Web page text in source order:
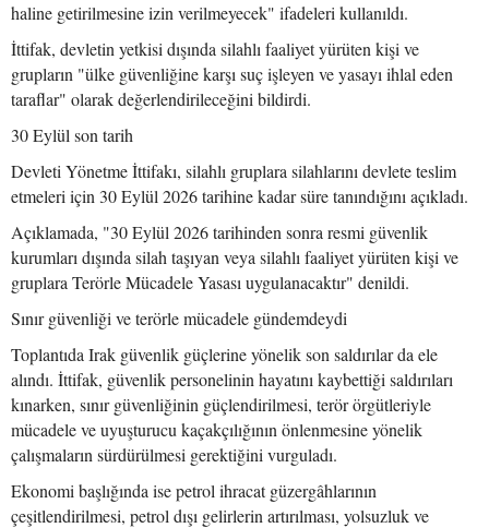
haline getirilmesine izin verilmeyecek" ifadeleri kullanıldı.
İttifak, devletin yetkisi dışında silahlı faaliyet yürüten kişi ve
grupların "ülke güvenliğine karşı suç işleyen ve yasayı ihlal eden
taraflar" olarak değerlendirileceğini bildirdi.
30 Eylül son tarih
Devleti Yönetme İttifakı, silahlı gruplara silahlarını devlete teslim
etmeleri için 30 Eylül 2026 tarihine kadar süre tanındığını açıkladı.
Açıklamada, "30 Eylül 2026 tarihinden sonra resmi güvenlik
kurumları dışında silah taşıyan veya silahlı faaliyet yürüten kişi ve
gruplara Terörle Mücadele Yasası uygulanacaktır" denildi.
Sınır güvenliği ve terörle mücadele gündemdeydi
Toplantıda Irak güvenlik güçlerine yönelik son saldırılar da ele
alındı. İttifak, güvenlik personelinin hayatını kaybettiği saldırıları
kınarken, sınır güvenliğinin güçlendirilmesi, terör örgütleriyle
mücadele ve uyuşturucu kaçakçılığının önlenmesine yönelik
çalışmaların sürdürülmesi gerektiğini vurguladı.
Ekonomi başlığında ise petrol ihracat güzergâhlarının
çeşitlendirilmesi, petrol dışı gelirlerin artırılması, yolsuzluk ve